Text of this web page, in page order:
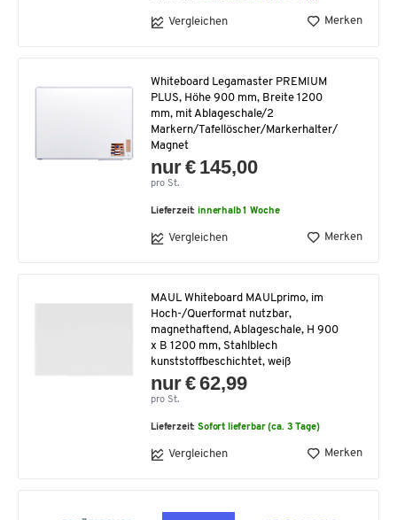
Vergleichen Merken
Whiteboard Legamaster PREMIUM
PLUS, Höhe 900 mm, Breite 1200
mm, mit Ablageschale/2
Markern/Tafellöscher/Markerhalter/
Magnet
nur € 145,00
pro St.
Lieferzeit:innerhalb 1 Woche
Vergleichen Merken
MAUL Whiteboard MAULprimo, im
Hoch-/Querformat nutzbar,
magnethaftend, Ablageschale, H 900
x B 1200 mm, Stahlblech
kunststoffbeschichtet, weiß
nur € 62,99
pro St.
Lieferzeit:Sofort lieferbar (ca. 3 Tage)
Vergleichen Merken